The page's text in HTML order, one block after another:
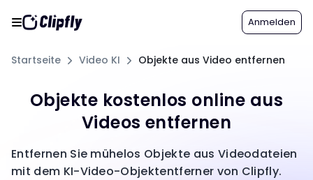
Anmelden
Startseite Video KI Objekte aus Video entfernen
Objekte kostenlos online aus
Videos entfernen
Entfernen Sie mühelos Objekte aus Videodateien
mit dem KI-Video-Objektentferner von Clipfly.